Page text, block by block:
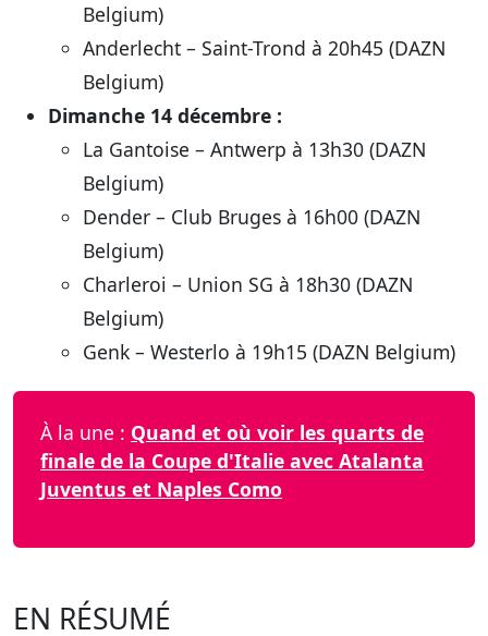
Belgium)
Anderlecht – Saint-Trond à 20h45 (DAZN
Belgium)
Dimanche 14 décembre :
La Gantoise – Antwerp à 13h30 (DAZN
Belgium)
Dender – Club Bruges à 16h00 (DAZN
Belgium)
Charleroi – Union SG à 18h30 (DAZN
Belgium)
Genk – Westerlo à 19h15 (DAZN Belgium)
À la une : Quand et où voir les quarts de
finale de la Coupe d'Italie avec Atalanta
Juventus et Naples Como
EN RÉSUMÉ